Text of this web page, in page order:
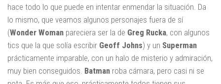
hace todo lo que puede en intentar enmendar la situación. Da
lo mismo, que veamos algunos personajes fuera de sí
(Wonder Woman pareciera ser la de Greg Rucka, con algunos
tics que la que solía escribir Geoff Johns) y un Superman
prácticamente imparable, con un halo de misterio y admiración,
muy bien conseguidos. Batman roba cámara, pero casi ni se